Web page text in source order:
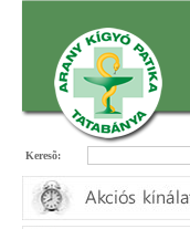
Keresõ: